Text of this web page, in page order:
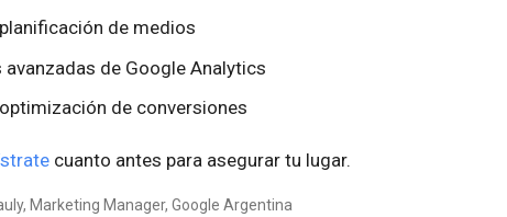
de medios
de Google Analytics
de conversiones
cuanto antes para asegurar tu lugar.
Marketing Manager, Google Argentina